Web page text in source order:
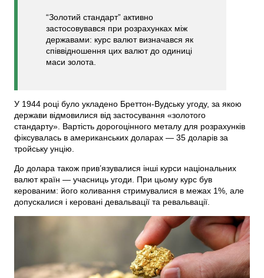
“Золотий стандарт” активно
застосовувався при розрахунках між
державами: курс валют визначався як
співвідношення цих валют до одиниці
маси золота.
У 1944 році було укладено Бреттон-Вудську угоду, за якою
держави відмовилися від застосування «золотого
стандарту». Вартість дорогоцінного металу для розрахунків
фіксувалась в американських доларах — 35 доларів за
тройську унцію.
До долара також прив’язувалися інші курси національних
валют країн — учасниць угоди. При цьому курс був
керованим: його коливання стримувалися в межах 1%, але
допускалися і керовані девальвації та ревальвації.